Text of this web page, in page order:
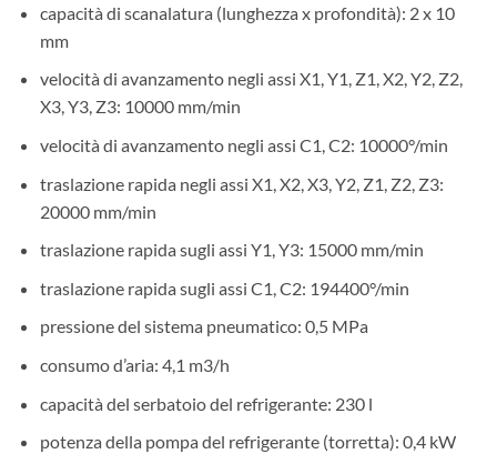
capacità di scanalatura (lunghezza x profondità): 2 x 10
mm
velocità di avanzamento negli assi X1, Y1, Z1, X2, Y2, Z2,
X3, Y3, Z3: 10000 mm/min
velocità di avanzamento negli assi C1, C2: 10000°/min
traslazione rapida negli assi X1, X2, X3, Y2, Z1, Z2, Z3:
20000 mm/min
traslazione rapida sugli assi Y1, Y3: 15000 mm/min
traslazione rapida sugli assi C1, C2: 194400°/min
pressione del sistema pneumatico: 0,5 MPa
consumo d’aria: 4,1 m3/h
capacità del serbatoio del refrigerante: 230 l
potenza della pompa del refrigerante (torretta): 0,4 kW